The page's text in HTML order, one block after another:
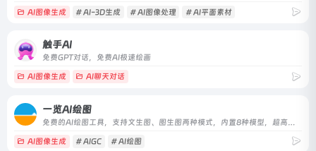
AI图像生成 # AI-3D生成 # AI图像处理 # AI平面素材
触手AI
免费GPT对话，免费AI极速绘画
AI图像生成 AI聊天对话
一览AI绘图
免费的AI绘图工具，支持文生图、图生图两种模式，内置8种模型，超高分辨率，轻松创作高品质图片，简单操作即可3秒生成多张图片。
AI图像生成 # AIGC # AI绘图